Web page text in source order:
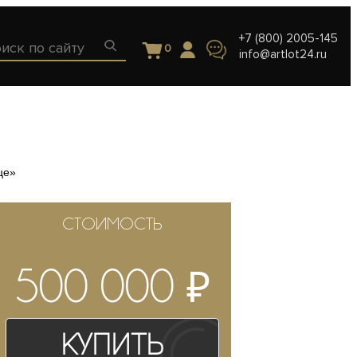
0
+7 (800) 2005-145
info@artlot24.ru
СТОИМОСТЬ
500 000 ₽
Купить